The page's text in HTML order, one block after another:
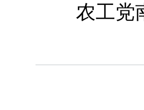
农工党